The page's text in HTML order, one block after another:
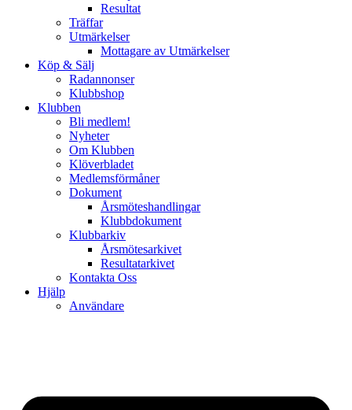
Resultat
Träffar
Utmärkelser
Mottagare av Utmärkelser
Köp & Sälj
Radannonser
Klubbshop
Klubben
Bli medlem!
Nyheter
Om Klubben
Klöverbladet
Medlemsförmåner
Dokument
Årsmöteshandlingar
Klubbdokument
Klubbarkiv
Årsmötesarkivet
Resultatarkivet
Kontakta Oss
Hjälp
Användare